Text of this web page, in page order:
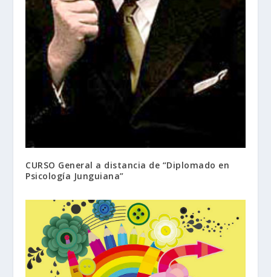
CURSO General a distancia de “Diplomado en
Psicología Junguiana”